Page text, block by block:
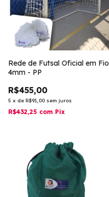
Rede de Futsal Oficial em Fio
4mm - PP
R$455,00
5 x de R$91,00 sem juros
R$432,25 com Pix